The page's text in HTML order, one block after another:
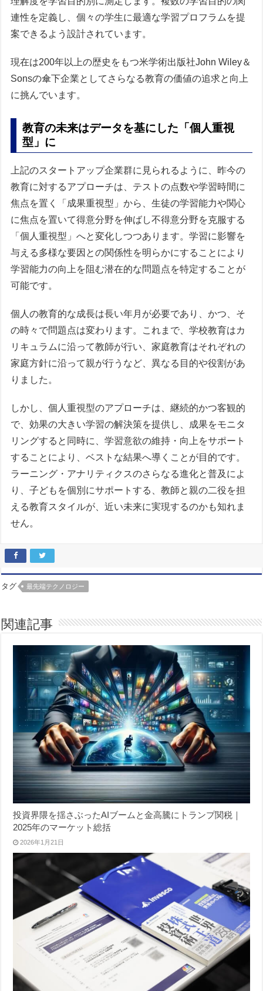
連性を定義し、個々の学生に最適な学習プロフラムを提
案できるよう設計されています。
現在は200年以上の歴史をもつ米学術出版社John Wiley＆
Sonsの傘下企業としてさらなる教育の価値の追求と向上
に挑んでいます。
教育の未来はデータを基にした「個人重視
型」に
上記のスタートアップ企業群に見られるように、昨今の
教育に対するアプローチは、テストの点数や学習時間に
焦点を置く「成果重視型」から、生徒の学習能力や関心
に焦点を置いて得意分野を伸ばし不得意分野を克服する
「個人重視型」へと変化しつつあります。学習に影響を
与える多様な要因との関係性を明らかにすることにより
学習能力の向上を阻む潜在的な問題点を特定することが
可能です。
個人の教育的な成長は長い年月が必要であり、かつ、そ
の時々で問題点は変わります。これまで、学校教育はカ
リキュラムに沿って教師が行い、家庭教育はそれぞれの
家庭方針に沿って親が行うなど、異なる目的や役割があ
りました。
しかし、個人重視型のアプローチは、継続的かつ客観的
で、効果の大きい学習の解決策を提供し、成果をモニタ
リングすると同時に、学習意欲の維持・向上をサポート
することにより、ベストな結果へ導くことが目的です。
ラーニング・アナリティクスのさらなる進化と普及によ
り、子どもを個別にサポートする、教師と親の二役を担
える教育スタイルが、近い未来に実現するのかも知れま
せん。
タグ 最先端テクノロジー
関連記事
投資界隈を揺さぶったAIブームと金高騰にトランプ関税｜
2025年のマーケット総括
2026年1月21日